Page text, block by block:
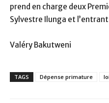
prend en charge deux
Sylvestre Ilunga et
Valéry Bakutweni
TAGS Dépense primature